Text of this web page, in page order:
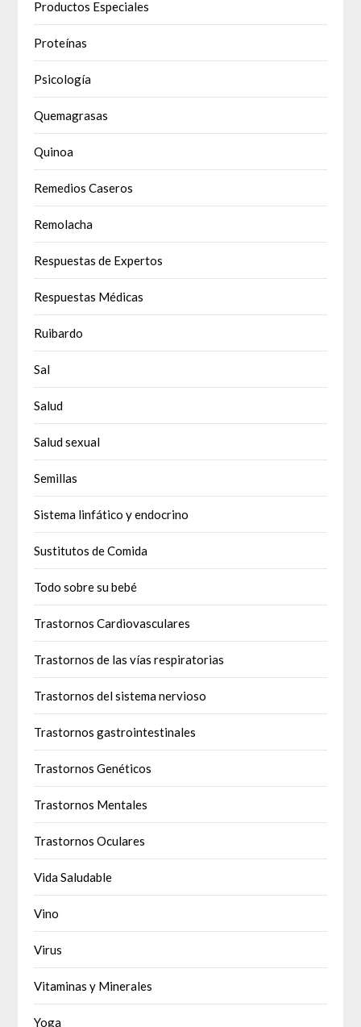
Productos Especiales
Proteínas
Psicología
Quemagrasas
Quinoa
Remedios Caseros
Remolacha
Respuestas de Expertos
Respuestas Médicas
Ruibardo
Sal
Salud
Salud sexual
Semillas
Sistema linfático y endocrino
Sustitutos de Comida
Todo sobre su bebé
Trastornos Cardiovasculares
Trastornos de las vías respiratorias
Trastornos del sistema nervioso
Trastornos gastrointestinales
Trastornos Genéticos
Trastornos Mentales
Trastornos Oculares
Vida Saludable
Vino
Virus
Vitaminas y Minerales
Yoga